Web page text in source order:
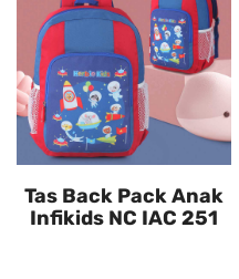
Tas Back Pack Anak
Infikids NC IAC 251